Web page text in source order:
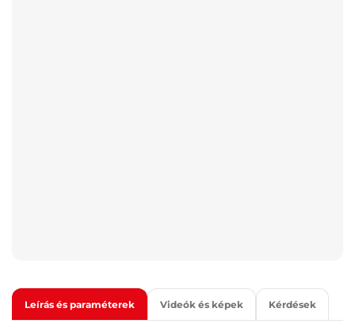
Leírás és paraméterek Videók és képek Kérdések